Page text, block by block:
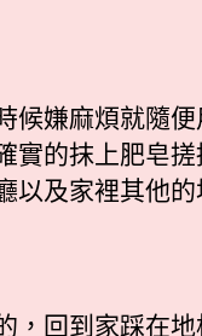
候嫌麻煩就隨
實的抹上肥皂搓
以及家裡其他
，回到家踩在